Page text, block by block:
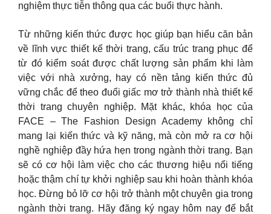
nghiệm thực tiễn thông qua các buổi thực hành.
Từ những kiến thức được học giúp bạn hiểu căn bản
về lĩnh vực thiết kế thời trang, cấu trúc trang phục để
từ đó kiểm soát được chất lượng sản phẩm khi làm
việc với nhà xưởng, hay có nền tảng kiến thức đủ
vững chắc để theo đuổi giấc mơ trở thành nhà thiết kế
thời trang chuyên nghiệp. Mặt khác, khóa học của
FACE – The Fashion Design Academy không chỉ
mang lại kiến thức và kỹ năng, mà còn mở ra cơ hội
nghề nghiệp đầy hứa hẹn trong ngành thời trang. Bạn
sẽ có cơ hội làm việc cho các thương hiệu nổi tiếng
hoặc thậm chí tự khởi nghiệp sau khi hoàn thành khóa
học. Đừng bỏ lỡ cơ hội trở thành một chuyên gia trong
ngành thời trang. Hãy đăng ký ngay hôm nay để bắt